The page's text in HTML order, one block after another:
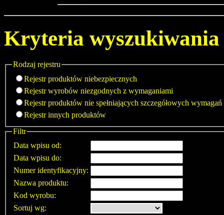
Kryteria wyszukiwania
Rodzaj rejestru
Rejestr produktów niebezpiecznych
Rejestr wyrobów niezgodnych z wymaganiami
Rejestr produktów nie spełniających szczegółowych
Rejestr innych produktów
Filtr
Data wpisu od:
Data wpisu do:
Numer identyfikacyjny:
Nazwa produktu:
Kod wyrobu:
Sortuj wg: